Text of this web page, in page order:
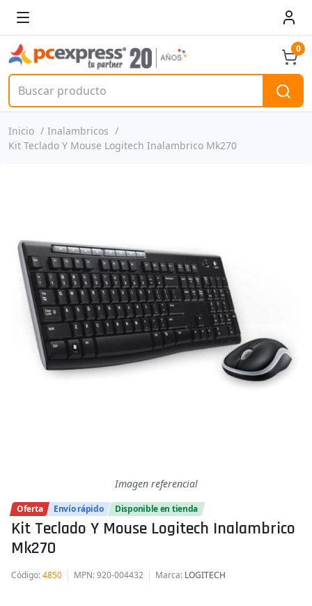
0
Inicio
Inalambricos
Kit Teclado Y Mouse Logitech Inalambrico Mk270
Imagen referencial
Oferta Envío rápido Disponible en tienda
Kit Teclado Y Mouse Logitech Inalambrico
Mk270
Código:4850 MPN: 920-004432 Marca: LOGITECH